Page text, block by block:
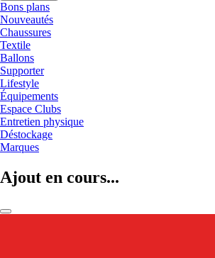
Bons plans
Nouveautés
Chaussures
Textile
Ballons
Supporter
Lifestyle
Équipements
Espace Clubs
Entretien physique
Déstockage
Marques
Ajout en cours...